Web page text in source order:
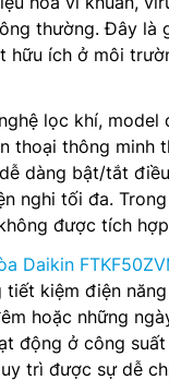
thường. Đây là
hữu ích ở môi
lọc khí, model
thoại thông minh
dàng bật/tắt
nghi tối đa.
được tích
Daikin
tiết kiệm điện
hoặc những
động ở công
trì được sự dễ